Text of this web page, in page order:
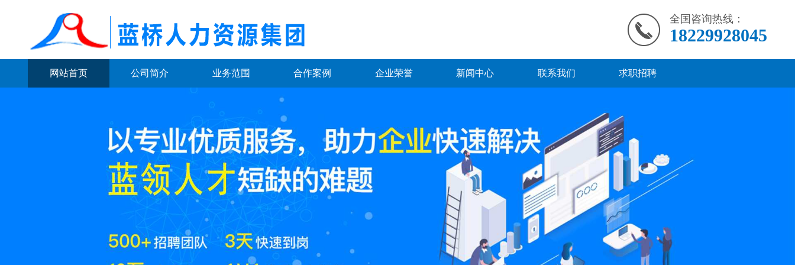
全国咨询热线：
18229928045
网站首页 公司简介 业务范围 合作案例 企业荣誉 新闻中心 联系我们 求职招聘